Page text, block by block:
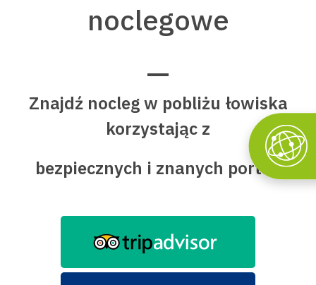
noclegowe
Znajdź nocleg w pobliżu łowiska
korzystając z
bezpiecznych i znanych portali